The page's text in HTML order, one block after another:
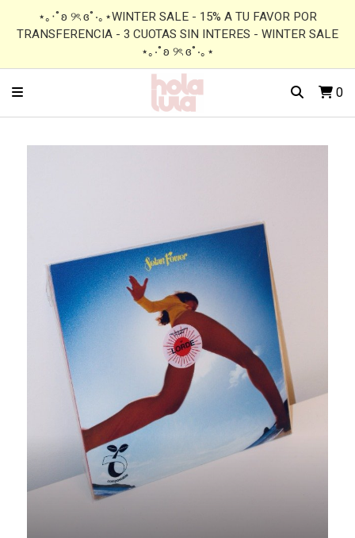
⋆｡‧˚ʚ ୨ৎ ɞ˚‧｡⋆WINTER SALE - 15% A TU FAVOR POR
TRANSFERENCIA - 3 CUOTAS SIN INTERES - WINTER SALE
⋆｡‧˚ʚ ୨ৎ ɞ˚‧｡⋆
0